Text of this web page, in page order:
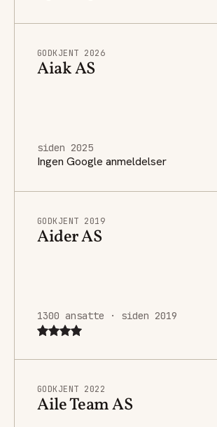
GODKJENT 2026
Aiak AS
siden 2025
Ingen Google anmeldelser
GODKJENT 2019
Aider AS
1300 ansatte · siden 2019
GODKJENT 2022
Aile Team AS